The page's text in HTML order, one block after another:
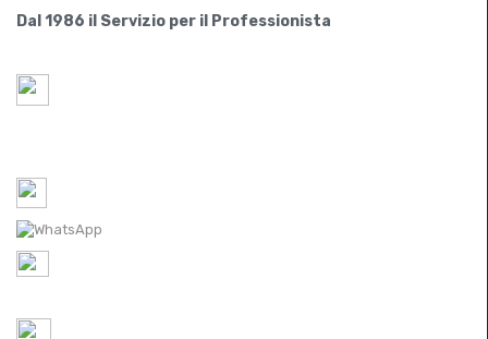
Dal 1986 il Servizio per il Professionista